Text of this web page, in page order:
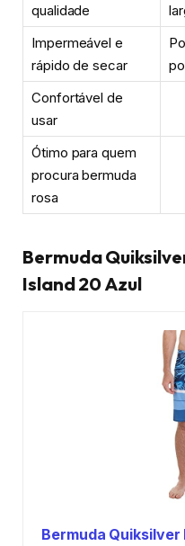
qualidade
Impermeável e
rápido de secar
Confortável de
usar
Ótimo para quem
procura bermuda
rosa
Bermuda
Island 20 Azul
Bermuda